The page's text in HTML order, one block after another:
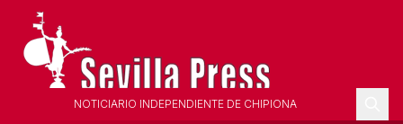
NOTICIARIO INDEPENDIENTE DE CHIPIONA